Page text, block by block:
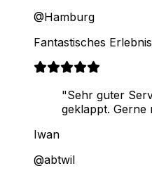
@Hamburg
Fantastisches
"Sehr guter
geklappt. Gerne
Iwan
@abtwil